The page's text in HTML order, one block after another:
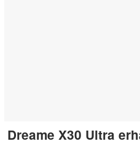
Dreame X30 Ultra